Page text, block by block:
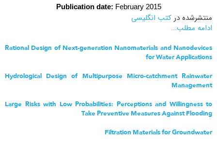
Publication date: February 2015
منتشرشده در کتب انگلیسی
ادامه مطلب...
Rational Design of Next-generation Nanomaterials and Nanodevices
for Water Applications
Hydrological Design of Multipurpose Micro-catchment Rainwater
Management
Large Risks with Low Probabilities: Perceptions and Willingness to
Take Preventive Measures Against Flooding
Filtration Materials for Groundwater